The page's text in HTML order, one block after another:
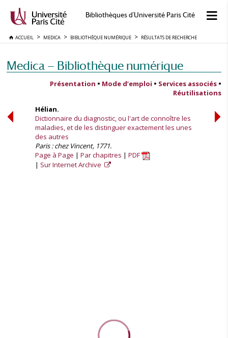
Bibliothèques d'Université Paris Cité
ACCUEIL MEDICA BIBLIOTHÈQUE NUMÉRIQUE RÉSULTATS DE RECHERCHE
Medica — Bibliothèque numérique
Présentation • Mode d’emploi • Services associés •
Réutilisations
Hélian.
Dictionnaire du diagnostic, ou l'art de connoître les
maladies, et de les distinguer exactement les unes
des autres
Paris : chez Vincent, 1771.
Page à Page
Par chapitres
PDF
Sur Internet Archive